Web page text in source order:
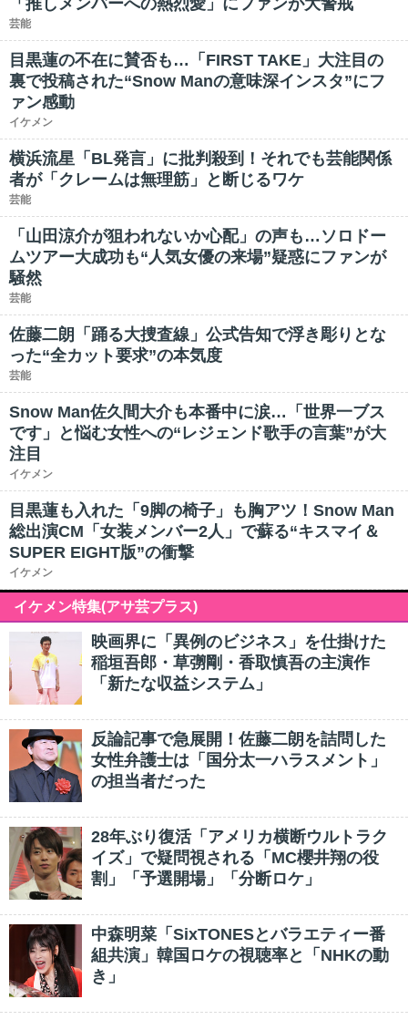
「推しメンバーへの熱烈愛」にファンが大警戒
芸能
目黒蓮の不在に賛否も…「FIRST TAKE」大注目の
裏で投稿された“Snow Manの意味深インスタ”にフ
ァン感動
イケメン
横浜流星「BL発言」に批判殺到！それでも芸能関係
者が「クレームは無理筋」と断じるワケ
芸能
「山田涼介が狙われないか心配」の声も…ソロドー
ムツアー大成功も“人気女優の来場”疑惑にファンが
騒然
芸能
佐藤二朗「踊る大捜査線」公式告知で浮き彫りとな
った“全カット要求”の本気度
芸能
Snow Man佐久間大介も本番中に涙…「世界一ブス
です」と悩む女性への“レジェンド歌手の言葉”が大
注目
イケメン
目黒蓮も入れた「9脚の椅子」も胸アツ！Snow Man
総出演CM「女装メンバー2人」で蘇る“キスマイ＆
SUPER EIGHT版”の衝撃
イケメン
イケメン特集(アサ芸プラス)
映画界に「異例のビジネス」を仕掛けた
稲垣吾郎・草彅剛・香取慎吾の主演作
「新たな収益システム」
反論記事で急展開！佐藤二朗を詰問した
女性弁護士は「国分太一ハラスメント」
の担当者だった
28年ぶり復活「アメリカ横断ウルトラク
イズ」で疑問視される「MC櫻井翔の役
割」「予選開場」「分断ロケ」
中森明菜「SixTONESとバラエティー番
組共演」韓国ロケの視聴率と「NHKの動
き」